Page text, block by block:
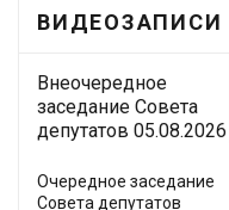
ВИДЕОЗАПИСИ
Внеочередное
заседание Совета
депутатов 05.08.2026
Очередное заседание
Совета депутатов